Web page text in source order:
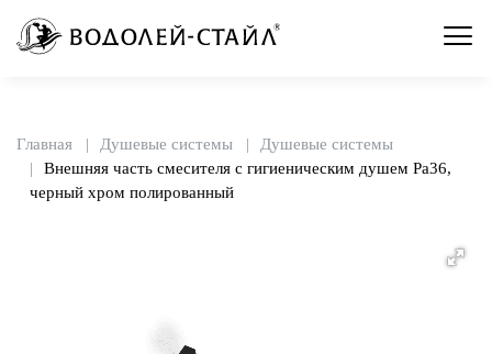
Главная Душевые системы
Душевые системы
Внешняя часть смесителя с гигиеническим душем Pa36,
черный хром полированный